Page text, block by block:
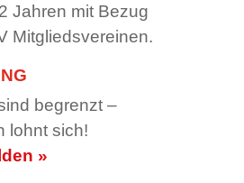
Jahren mit Bezug
Mitgliedsvereinen.
begrenzt –
lohnt sich!
»